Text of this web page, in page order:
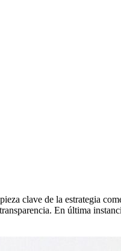
clave de la estrategia
En última